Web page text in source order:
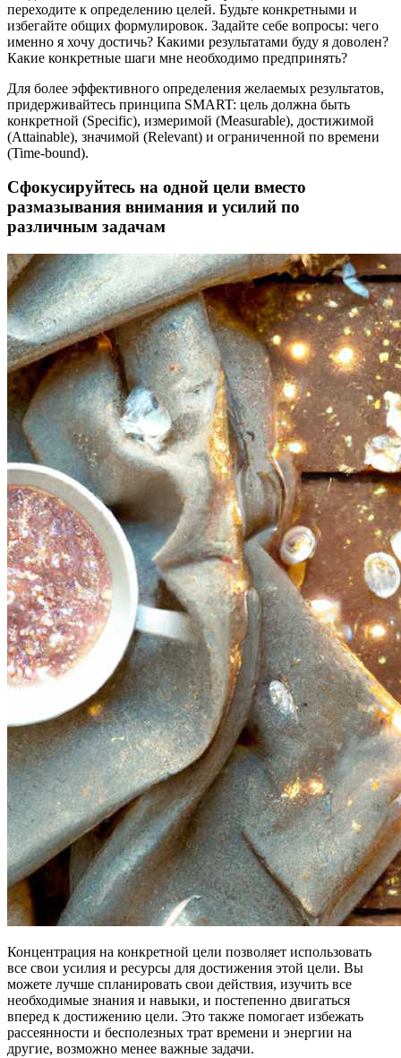
переходите к определению целей. Будьте конкретными и
избегайте общих формулировок. Задайте себе вопросы: чего
именно я хочу достичь? Какими результатами буду я доволен?
Какие конкретные шаги мне необходимо предпринять?
Для более эффективного определения желаемых результатов,
придерживайтесь принципа SMART: цель должна быть
конкретной (Specific), измеримой (Measurable), достижимой
(Attainable), значимой (Relevant) и ограниченной по времени
(Time-bound).
Сфокусируйтесь на одной цели вместо
размазывания внимания и усилий по
различным задачам
Концентрация на конкретной цели позволяет использовать
все свои усилия и ресурсы для достижения этой цели. Вы
можете лучше спланировать свои действия, изучить все
необходимые знания и навыки, и постепенно двигаться
вперед к достижению цели. Это также помогает избежать
рассеянности и бесполезных трат времени и энергии на
другие, возможно менее важные задачи.